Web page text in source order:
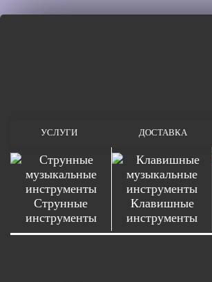
УСЛУГИ ДОСТАВКА
Струнные
инструменты
Клавишные
инструменты